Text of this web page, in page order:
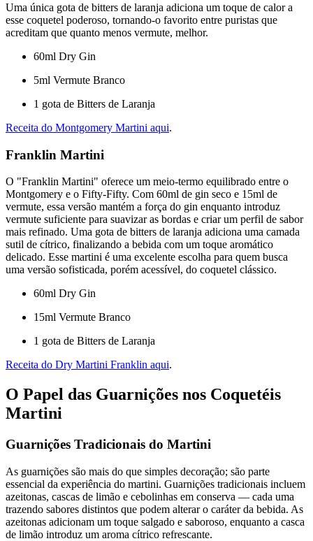
Uma única gota de bitters de laranja adiciona um toque de calor a
esse coquetel poderoso, tornando-o favorito entre puristas que
acreditam que quanto menos vermute, melhor.
60ml Dry Gin
5ml Vermute Branco
1 gota de Bitters de Laranja
Receita do Montgomery Martini aqui.
Franklin Martini
O "Franklin Martini" oferece um meio-termo equilibrado entre o
Montgomery e o Fifty-Fifty. Com 60ml de gin seco e 15ml de
vermute, essa versão mantém a força do gin enquanto introduz
vermute suficiente para suavizar as bordas e criar um perfil de sabor
mais refinado. Uma gota de bitters de laranja adiciona uma camada
sutil de cítrico, finalizando a bebida com um toque aromático
delicado. Esse martini é uma excelente escolha para quem busca
uma versão sofisticada, porém acessível, do coquetel clássico.
60ml Dry Gin
15ml Vermute Branco
1 gota de Bitters de Laranja
Receita do Dry Martini Franklin aqui.
O Papel das Guarnições nos Coquetéis
Martini
Guarnições Tradicionais do Martini
As guarnições são mais do que simples decoração; são parte
essencial da experiência do martini. Guarnições tradicionais incluem
azeitonas, cascas de limão e cebolinhas em conserva — cada uma
trazendo sabores distintos que podem alterar o caráter da bebida. As
azeitonas adicionam um toque salgado e saboroso, enquanto a casca
de limão introduz um aroma cítrico refrescante.